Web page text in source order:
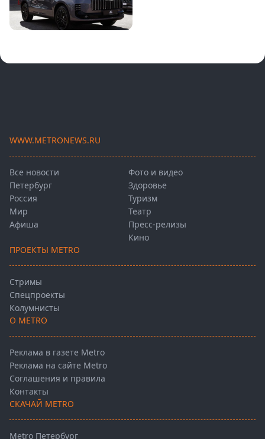
WWW.METRONEWS.RU
Все новости
Петербург
Россия
Мир
Афиша
Фото и видео
Здоровье
Туризм
Театр
Пресс-релизы
Кино
ПРОЕКТЫ METRO
Стримы
Спецпроекты
Колумнисты
О METRO
Реклама в газете Metro
Реклама на сайте Metro
Соглашения и правила
Контакты
СКАЧАЙ METRO
Metro Петербург